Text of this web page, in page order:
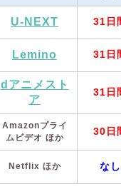
U-NEXT 31日
Lemino 31日
dアニメスト
ア
31日
Amazonプライ
ムビデオ ほか
30日
Netflix ほか なし